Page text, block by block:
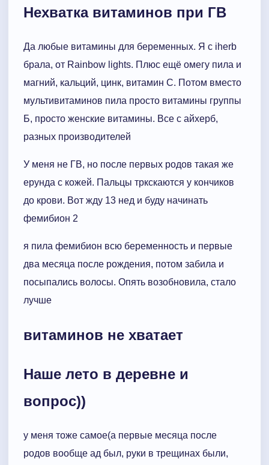
Нехватка витаминов при ГВ
Да любые витамины для беременных. Я с iherb
брала, от Rainbow lights. Плюс ещё омегу пила и
магний, кальций, цинк, витамин С. Потом вместо
мультивитаминов пила просто витамины группы
Б, просто женские витамины. Все с айхерб,
разных производителей
У меня не ГВ, но после первых родов такая же
ерунда с кожей. Пальцы тркскаются у кончиков
до крови. Вот жду 13 нед и буду начинать
фемибион 2
я пила фемибион всю беременность и первые
два месяца после рождения, потом забила и
посыпались волосы. Опять возобновила, стало
лучше
витаминов не хватает
Наше лето в деревне и
вопрос))
у меня тоже самое(а первые месяца после
родов вообще ад был, руки в трещинах были,